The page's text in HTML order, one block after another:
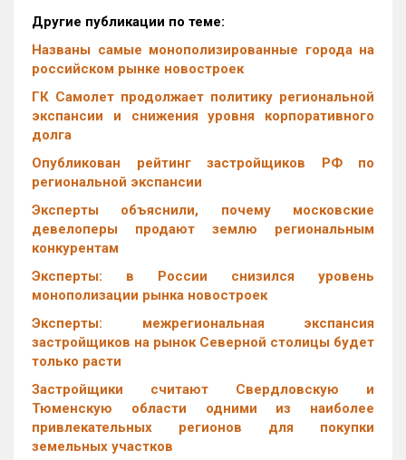
Другие публикации по теме:
Названы самые монополизированные города на
российском рынке новостроек
ГК Самолет продолжает политику региональной
экспансии и снижения уровня корпоративного
долга
Опубликован рейтинг застройщиков РФ по
региональной экспансии
Эксперты объяснили, почему московские
девелоперы продают землю региональным
конкурентам
Эксперты: в России снизился уровень
монополизации рынка новостроек
Эксперты: межрегиональная экспансия
застройщиков на рынок Северной столицы будет
только расти
Застройщики считают Свердловскую и
Тюменскую области одними из наиболее
привлекательных регионов для покупки
земельных участков